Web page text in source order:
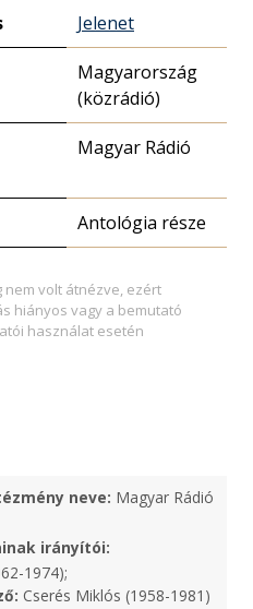
Jelenet
Magyarország
(közrádió)
Magyar Rádió
Antológia része
nem volt átnézve, ezért
hiányos vagy a bemutató
használat esetén
neve: Magyar Rádió
irányítói:
1974);
Cserés Miklós (1958-1981)